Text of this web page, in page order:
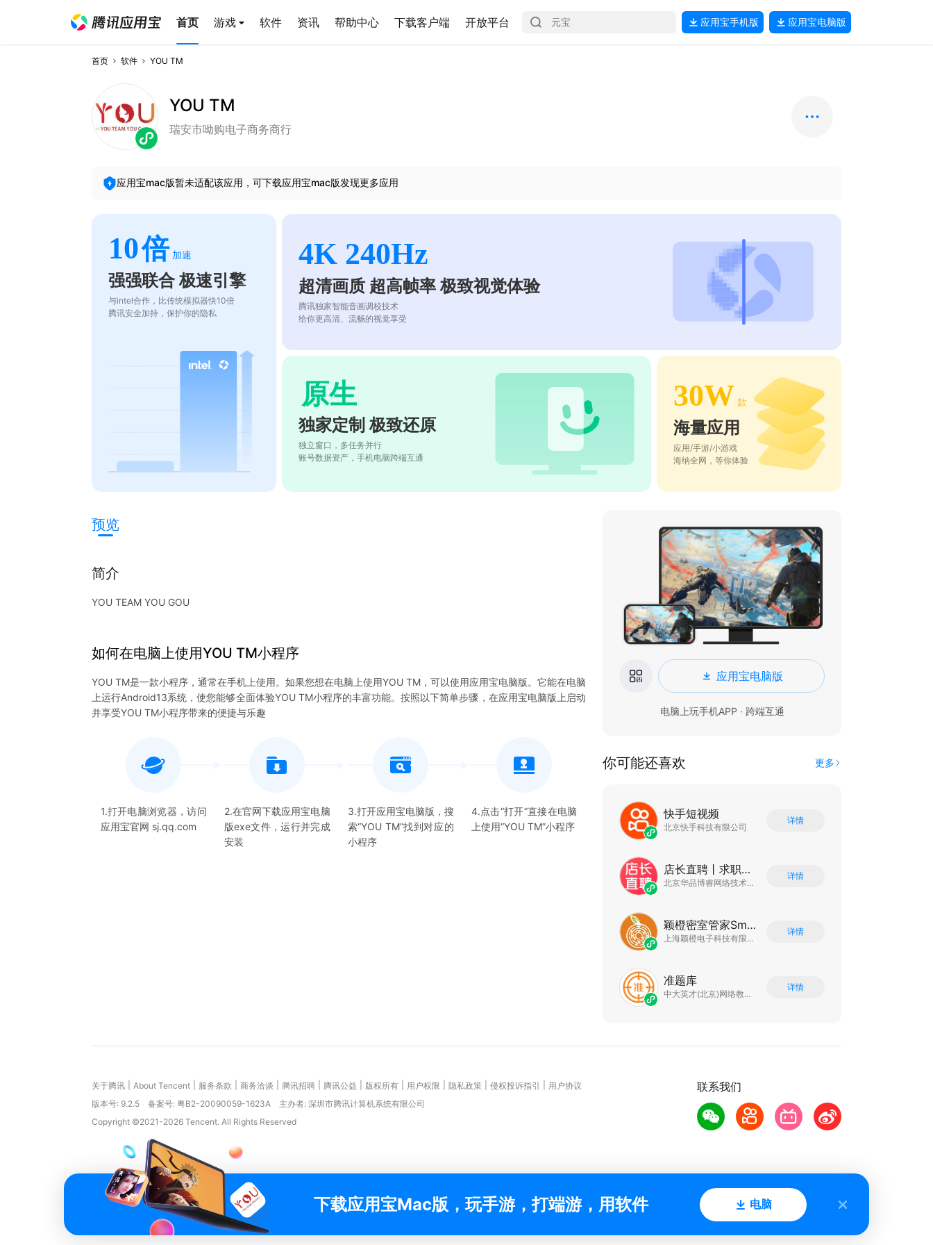
首页 游戏 软件 资讯 帮助中心 下载客户端 开放平台 应用宝手机版 应用宝电脑版
首页 软件 YOU TM
YOU TM
瑞安市呦购电子商务商行
应用宝mac版暂未适配该应用，可下载应用宝mac版发现更多应用
10倍 加速
强强联合 极速引擎
与intel合作，比传统模拟器快10倍
腾讯安全加持，保护你的隐私
4K 240Hz
超清画质 超高帧率 极致视觉体验
腾讯独家智能音画调校技术
给你更高清、流畅的视觉享受
原生
独家定制 极致还原
独立窗口，多任务并行
账号数据资产，手机电脑跨端互通
30W 款
海量应用
应用/手游/小游戏
海纳全网，等你体验
预览
简介
YOU TEAM YOU GOU
如何在电脑上使用YOU TM小程序
YOU TM是一款小程序，通常在手机上使用。如果您想在电脑上使用YOU TM，可以使用应用宝电脑版。它能在电脑
上运行Android13系统，使您能够全面体验YOU TM小程序的丰富功能。按照以下简单步骤，在应用宝电脑版上启动
并享受YOU TM小程序带来的便捷与乐趣
1.打开电脑浏览器，访问
应用宝官网 sj.qq.com
2.在官网下载应用宝电脑
版exe文件，运行并完成
安装
3.打开应用宝电脑版，搜
索“YOU TM”找到对应的
小程序
4.点击“打开”直接在电脑
上使用“YOU TM”小程序
应用宝电脑版
电脑上玩手机APP · 跨端互通
你可能还喜欢 更多
快手短视频
北京快手科技有限公司
详情
店长直聘丨求职招聘找工作
北京华品博睿网络技术有限公司
详情
颖橙密室管家SmartOrange
上海颖橙电子科技有限公司
详情
准题库
中大英才(北京)网络教育科技有限公司
详情
联系我们
关于腾讯 About Tencent 服务条款 商务洽谈 腾讯招聘 腾讯公益 版权所有 用户权限 隐私政策 侵权投诉指引
用户协议
版本号: 9.2.5 备案号: 粤B2-20090059-1623A
主办者: 深圳市腾讯计算机系统有限公司
Copyright ©2021-2026 Tencent. All Rights Reserved
下载应用宝Mac版，玩手游，打端游，用软件 电脑